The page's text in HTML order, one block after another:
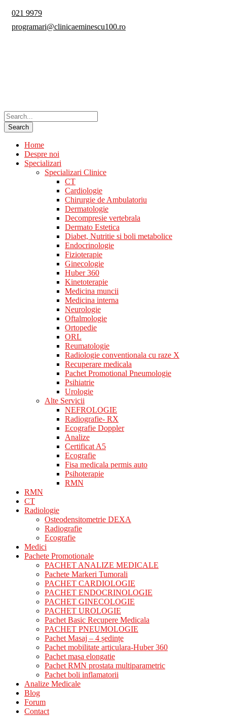
021 9979
programari@clinicaeminescu100.ro
Home
Despre noi
Specializari
Specializari Clinice
CT
Cardiologie
Chirurgie de Ambulatoriu
Dermatologie
Decompresie vertebrala
Dermato Estetica
Diabet, Nutritie si boli metabolice
Endocrinologie
Fizioterapie
Ginecologie
Huber 360
Kinetoterapie
Medicina muncii
Medicina interna
Neurologie
Oftalmologie
Ortopedie
ORL
Reumatologie
Radiologie conventionala cu raze X
Recuperare medicala
Pachet Promotional Pneumologie
Psihiatrie
Urologie
Alte Servicii
NEFROLOGIE
Radiografie- RX
Ecografie Doppler
Analize
Certificat A5
Ecografie
Fisa medicala permis auto
Psihoterapie
RMN
RMN
CT
Radiologie
Osteodensitometrie DEXA
Radiografie
Ecografie
Medici
Pachete Promotionale
PACHET ANALIZE MEDICALE
Pachete Markeri Tumorali
PACHET CARDIOLOGIE
PACHET ENDOCRINOLOGIE
PACHET GINECOLOGIE
PACHET UROLOGIE
Pachet Basic Recupere Medicala
PACHET PNEUMOLOGIE
Pachet Masaj – 4 ședințe
Pachet mobilitate articulara-Huber 360
Pachet masa elongatie
Pachet RMN prostata multiparametric
Pachet boli inflamatorii
Analize Medicale
Blog
Forum
Contact